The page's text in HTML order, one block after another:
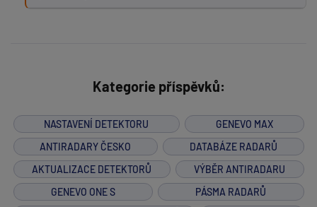
Kategorie příspěvků:
NASTAVENÍ DETEKTORU
GENEVO MAX
ANTIRADARY ČESKO
DATABÁZE RADARŮ
AKTUALIZACE DETEKTORŮ
VÝBĚR ANTIRADARU
GENEVO ONE S
PÁSMA RADARŮ